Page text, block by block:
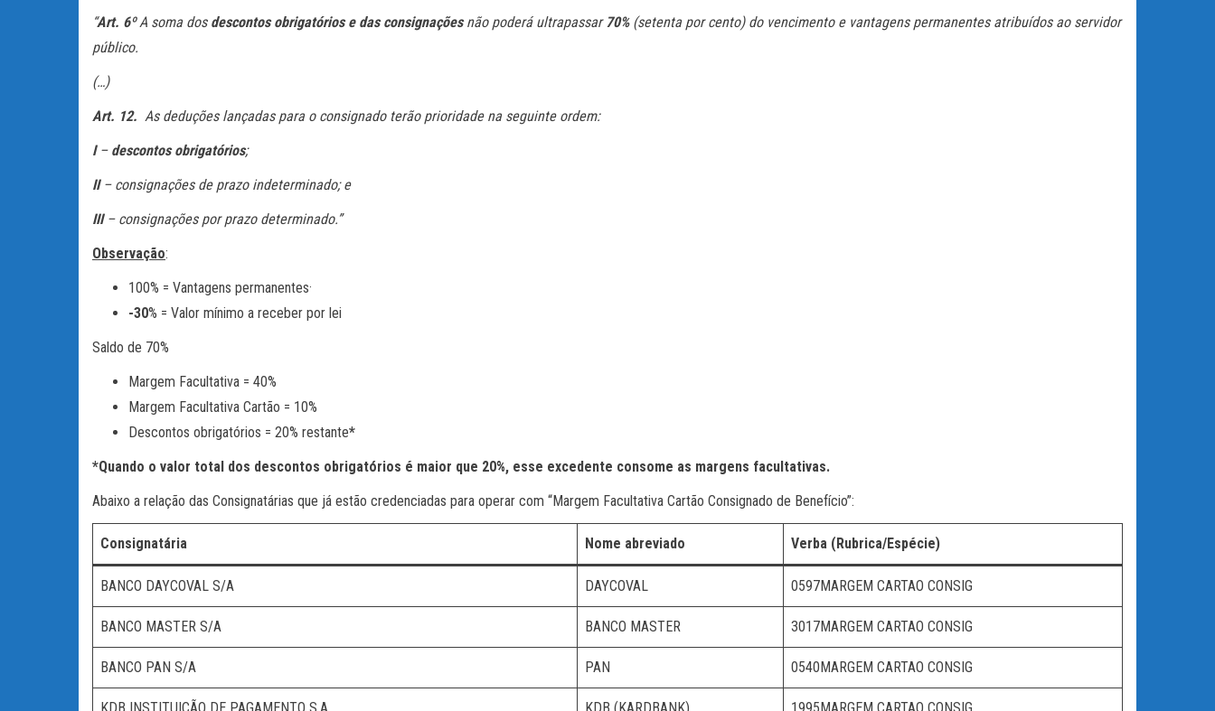
“Art. 6ºA soma dos descontos obrigatórios e das consignaçõesnão poderá ultrapassar70%(setenta por cento) do vencimento e vantagens permanentes atribuídos ao servidor
público.
(…)
Art. 12. As deduções lançadas para o consignado terão prioridade na seguinte ordem:
I– descontos obrigatórios;
II– consignações de prazo indeterminado; e
III– consignações por prazo determinado.”
Observação:
100% = Vantagens permanentes·
-30% = Valor mínimo a receber por lei
Saldo de 70%
Margem Facultativa = 40%
Margem Facultativa Cartão = 10%
Descontos obrigatórios = 20% restante*
*Quando o valor total dos descontos obrigatórios é maior que 20%, esse excedente consome as margens facultativas.
Abaixo a relação das Consignatárias que já estão credenciadas para operar com “Margem Facultativa Cartão Consignado de Benefício”:
Consignatária Nome abreviado Verba (Rubrica/Espécie)
BANCO DAYCOVAL S/A DAYCOVAL 0597MARGEM CARTAO CONSIG
BANCO MASTER S/A BANCO MASTER 3017MARGEM CARTAO CONSIG
BANCO PAN S/A PAN 0540MARGEM CARTAO CONSIG